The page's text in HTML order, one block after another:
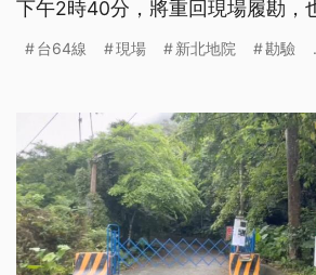
下午2時40分，將重回現場履勘，
預計超過20人在場，公路局也將配
多」。
台64線 現場 新北地院 勘驗